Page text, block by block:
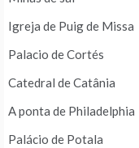
Igreja de Puig de Missa
Palacio de Cortés
Catedral de Catânia
A ponta de Philadelphia
Palácio de Potala